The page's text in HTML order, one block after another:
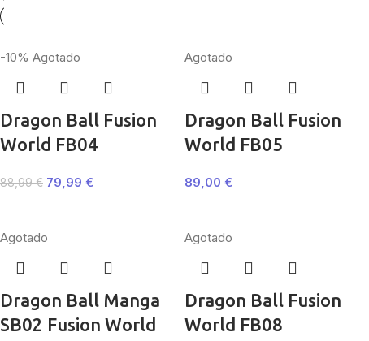
-10% Agotado
Dragon Ball Fusion
World FB04
88,99€ 79,99 €
Agotado
Dragon Ball Fusion
World FB05
89,00 €
Agotado
Dragon Ball Manga
SB02 Fusion World
Agotado
Dragon Ball Fusion
World FB08